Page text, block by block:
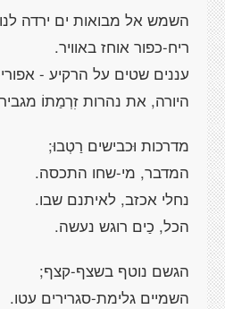
השמש אל מבואות ים ירדה
ריח-כפור אוחז באוויר.
עננים שטים על הרקיע -
היורה, את נהרות זִרְמַתוֹ
מדרכות וּכבישים רַטְבוּ;
המדבר, מי-שחו התכסה.
נחלי אכזב, לאיתנם שבו.
הכל, כַים רוגש נעשה.
הגשם נוטף בשצף-קצף;
השמיים גלימת-סגרירים עטו.